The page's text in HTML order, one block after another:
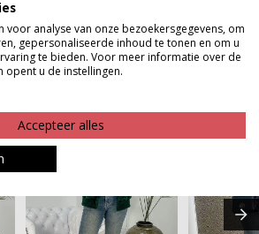
JE LOOK COMPLEET
voor analyse van onze bezoekersgegevens, om
gepersonaliseerde inhoud te tonen en om u
te bieden. Voor meer informatie over de
opent u de instellingen.
Accepteer alles